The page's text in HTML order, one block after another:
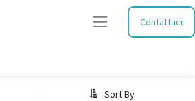
Contattaci
Sort By